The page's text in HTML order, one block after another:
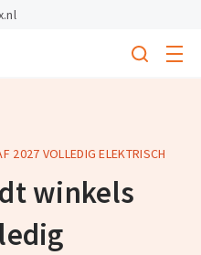
Search
2027 VOLLEDIG ELEKTRISCH
winkels